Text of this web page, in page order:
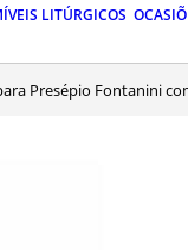
LITÚRGICOS
Presépio Fontanini